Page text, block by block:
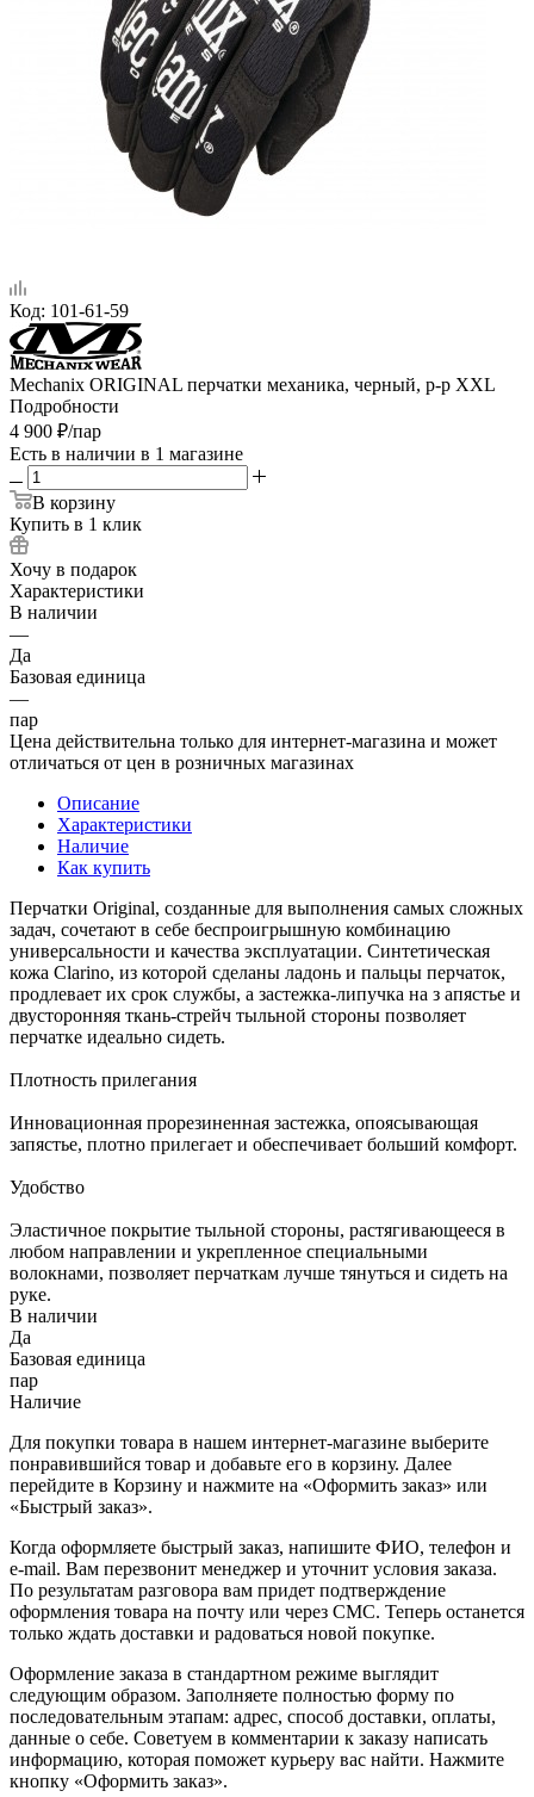
Код: 101-61-59
Mechanix ORIGINAL перчатки механика, черный, р-р XXL
Подробности
4 900 ₽/пар
Есть в наличии в 1 магазине
В корзину
Купить в 1 клик
Хочу в подарок
Характеристики
В наличии
—
Да
Базовая единица
—
пар
Цена действительна только для интернет-магазина и может
отличаться от цен в розничных магазинах
Описание
Характеристики
Наличие
Как купить
Перчатки Original, созданные для выполнения самых сложных
задач, сочетают в себе беспроигрышную комбинацию
универсальности и качества эксплуатации. Синтетическая
кожа Clarino, из которой сделаны ладонь и пальцы перчаток,
продлевает их срок службы, а застежка-липучка на з апястье и
двусторонняя ткань-стрейч тыльной стороны позволяет
перчатке идеально сидеть.
Плотность прилегания
Инновационная прорезиненная застежка, опоясывающая
запястье, плотно прилегает и обеспечивает больший комфорт.
Удобство
Эластичное покрытие тыльной стороны, растягивающееся в
любом направлении и укрепленное специальными
волокнами, позволяет перчаткам лучше тянуться и сидеть на
руке.
В наличии
Да
Базовая единица
пар
Наличие
Для покупки товара в нашем интернет-магазине выберите
понравившийся товар и добавьте его в корзину. Далее
перейдите в Корзину и нажмите на «Оформить заказ» или
«Быстрый заказ».
Когда оформляете быстрый заказ, напишите ФИО, телефон и
e-mail. Вам перезвонит менеджер и уточнит условия заказа.
По результатам разговора вам придет подтверждение
оформления товара на почту или через СМС. Теперь останется
только ждать доставки и радоваться новой покупке.
Оформление заказа в стандартном режиме выглядит
следующим образом. Заполняете полностью форму по
последовательным этапам: адрес, способ доставки, оплаты,
данные о себе. Советуем в комментарии к заказу написать
информацию, которая поможет курьеру вас найти. Нажмите
кнопку «Оформить заказ».